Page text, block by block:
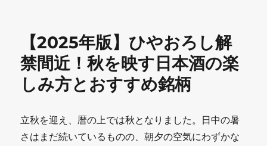
【2025年版】ひやおろし解
禁間近！秋を映す日本酒の楽
しみ方とおすすめ銘柄
立秋を迎え、暦の上では秋となりました。日中の暑
さはまだ続いているものの、朝夕の空気にわずかな